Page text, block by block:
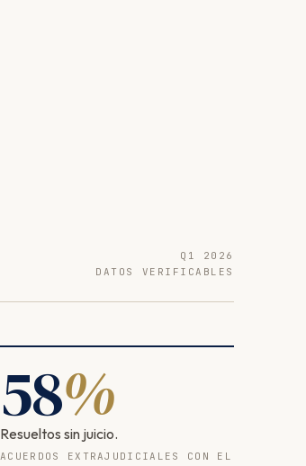
Q1 2026
DATOS VERIFICABLES
58%
Resueltos sin juicio.
ACUERDOS EXTRAJUDICIALES CON EL